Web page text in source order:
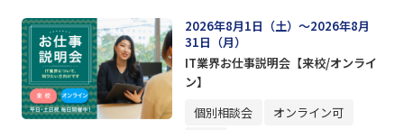
2026年8月1日（土）～2026年8月
31日（月）
IT業界お仕事説明会【来校/オンライ
ン】
個別相談会
オンライン可